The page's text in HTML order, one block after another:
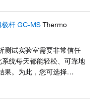
避免不必要的停机，从而尽
和投资回报率 (ROI)。全
范围结合久经考验的高灵敏
严苛的监管方法和业务需求
TSQ 9610 GC-MS 产品优
杆 GC-MS Thermo
测试实验室需要非常信任
统每天都能轻松、可靠地
果。为此，您可选择